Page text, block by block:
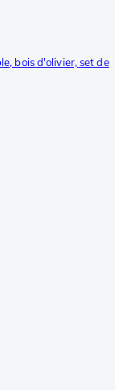
bois d'olivier, set de